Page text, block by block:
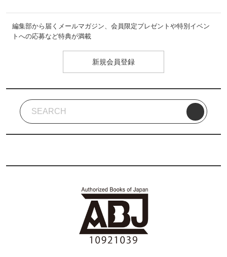
編集部から届くメールマガジン、会員限定プレゼントや特別イベン
トへの応募など特典が満載
新規会員登録